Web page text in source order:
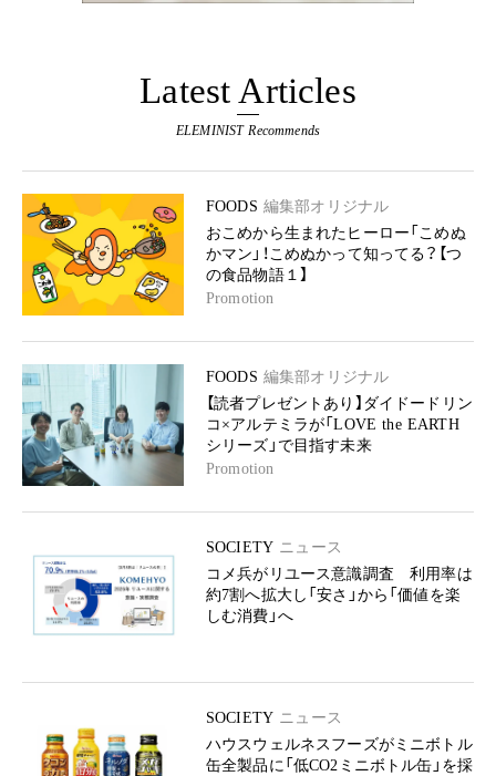
Latest Articles
ELEMINIST Recommends
FOODS 編集部オリジナル
おこめから生まれたヒーロー「こめぬ
かマン」！こめぬかって知ってる？【つ
の食品物語１】
Promotion
FOODS 編集部オリジナル
【読者プレゼントあり】ダイドードリン
コ×アルテミラが「LOVE the EARTH
シリーズ」で目指す未来
Promotion
SOCIETY ニュース
コメ兵がリユース意識調査 利用率は
約7割へ拡大し「安さ」から「価値を楽
しむ消費」へ
SOCIETY ニュース
ハウスウェルネスフーズがミニボトル
缶全製品に「低CO2ミニボトル缶」を採